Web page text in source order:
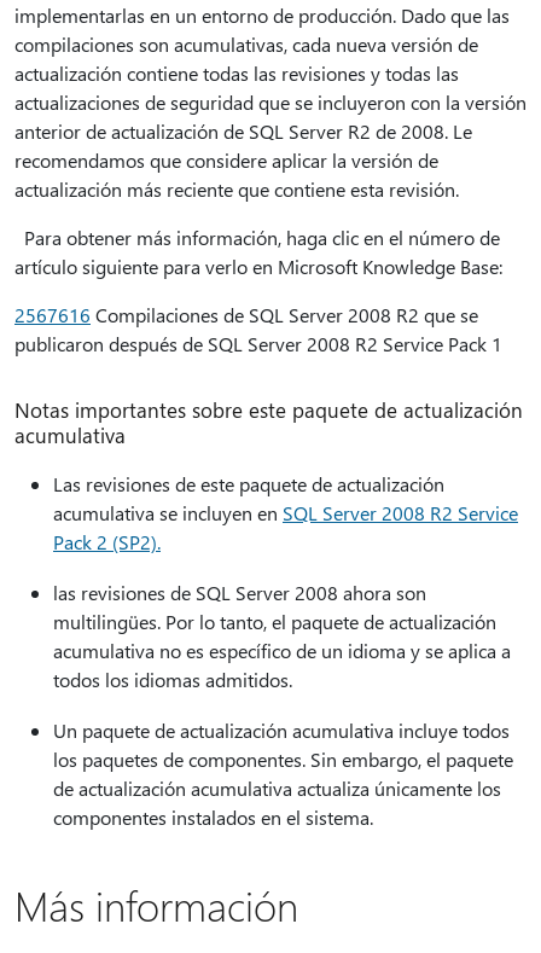
implementarlas en un entorno de producción. Dado que las
compilaciones son acumulativas, cada nueva versión de
actualización contiene todas las revisiones y todas las
actualizaciones de seguridad que se incluyeron con la versión
anterior de actualización de SQL Server R2 de 2008. Le
recomendamos que considere aplicar la versión de
actualización más reciente que contiene esta revisión.
Para obtener más información, haga clic en el número de
artículo siguiente para verlo en Microsoft Knowledge Base:
2567616 Compilaciones de SQL Server 2008 R2 que se
publicaron después de SQL Server 2008 R2 Service Pack 1
Notas importantes sobre este paquete de actualización
acumulativa
Las revisiones de este paquete de actualización
acumulativa se incluyen en SQL Server 2008 R2 Service
Pack 2 (SP2).
las revisiones de SQL Server 2008 ahora son
multilingües. Por lo tanto, el paquete de actualización
acumulativa no es específico de un idioma y se aplica a
todos los idiomas admitidos.
Un paquete de actualización acumulativa incluye todos
los paquetes de componentes. Sin embargo, el paquete
de actualización acumulativa actualiza únicamente los
componentes instalados en el sistema.
Más información